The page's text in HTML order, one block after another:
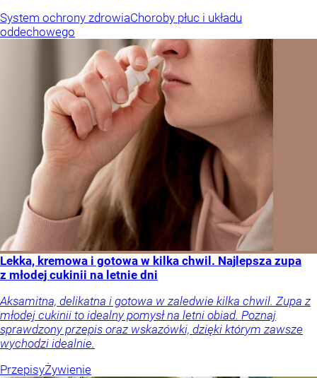
System ochrony zdrowiaChoroby płuc i układu
oddechowego
Lekka, kremowa i gotowa w kilka chwil. Najlepsza zupa
z młodej cukinii na letnie dni
Aksamitna, delikatna i gotowa w zaledwie kilka chwil. Zupa z
młodej cukinii to idealny pomysł na letni obiad. Poznaj
sprawdzony przepis oraz wskazówki, dzięki którym zawsze
wychodzi idealnie.
PrzepisyŻywienie